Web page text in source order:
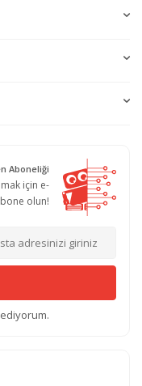
Aboneliği
için e-
olun!